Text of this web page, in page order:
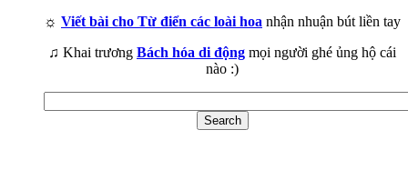
☼ Viết bài cho Từ điển các loài hoa nhận nhuận bút liền tay
♫ Khai trương Bách hóa di động mọi người ghé ủng hộ cái
nào :)